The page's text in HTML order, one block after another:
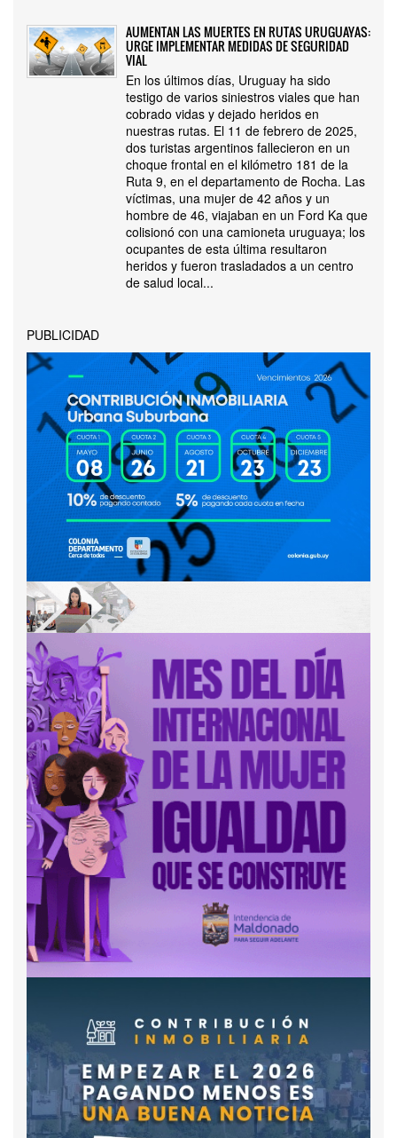
AUMENTAN LAS MUERTES EN RUTAS URUGUAYAS:
URGE IMPLEMENTAR MEDIDAS DE SEGURIDAD
VIAL
En los últimos días, Uruguay ha sido
testigo de varios siniestros viales que han
cobrado vidas y dejado heridos en
nuestras rutas. El 11 de febrero de 2025,
dos turistas argentinos fallecieron en un
choque frontal en el kilómetro 181 de la
Ruta 9, en el departamento de Rocha. Las
víctimas, una mujer de 42 años y un
hombre de 46, viajaban en un Ford Ka que
colisionó con una camioneta uruguaya; los
ocupantes de esta última resultaron
heridos y fueron trasladados a un centro
de salud local...
PUBLICIDAD